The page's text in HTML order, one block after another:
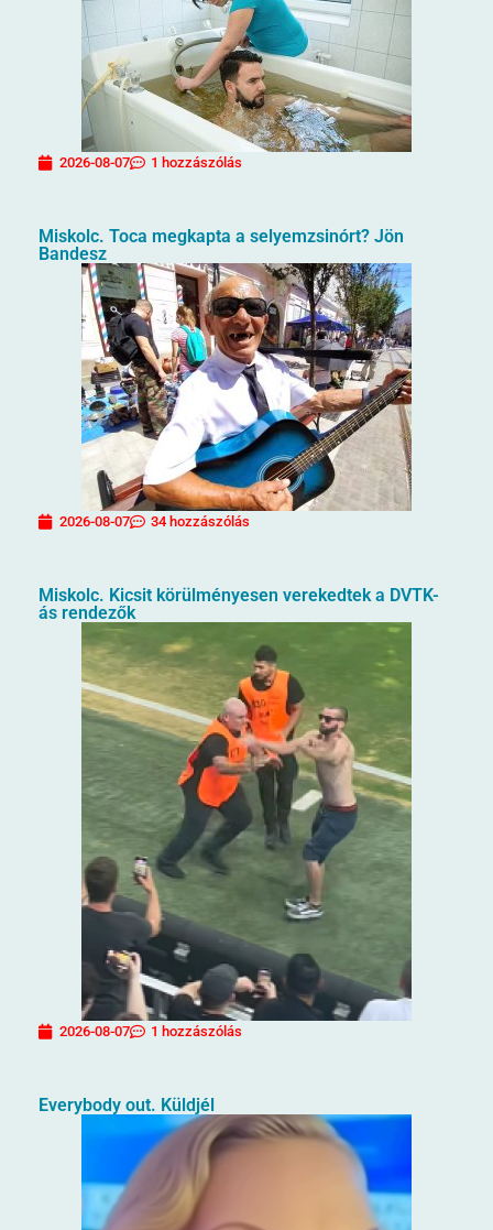
2026-08-07 1 hozzászólás
Miskolc. Toca megkapta a selyemzsinórt? Jön
Bandesz
2026-08-07 34 hozzászólás
Miskolc. Kicsit körülményesen verekedtek a DVTK-
ás rendezők
2026-08-07 1 hozzászólás
Everybody out. Küldjél